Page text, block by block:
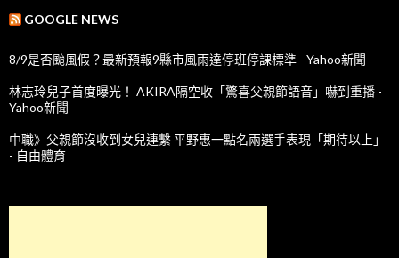
GOOGLE NEWS
8/9是否颱風假？最新預報9縣市風雨達停班停課標準 - Yahoo新聞
林志玲兒子首度曝光！ AKIRA隔空收「驚喜父親節語音」嚇到重播 -
Yahoo新聞
中職》父親節沒收到女兒連繫 平野惠一點名兩選手表現「期待以上」
- 自由體育